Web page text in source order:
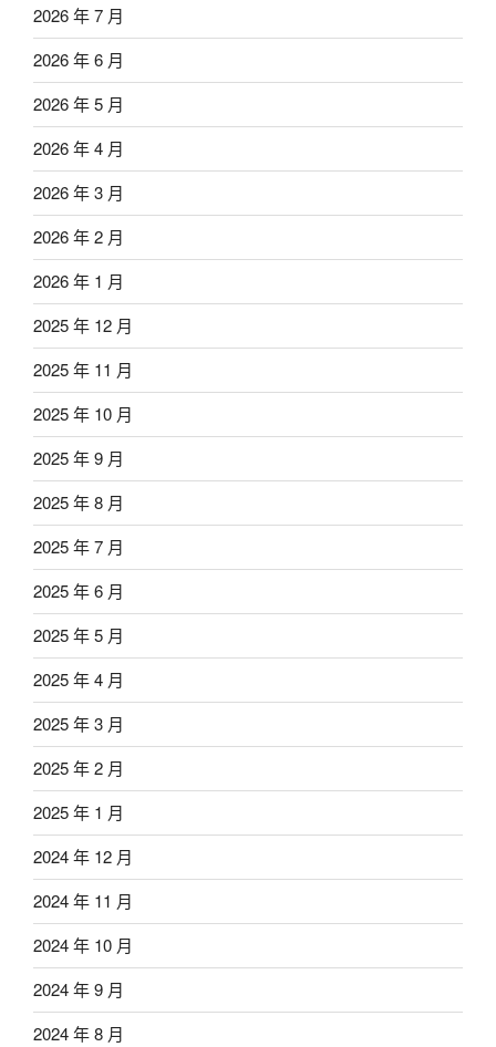
2026 年 7 月
2026 年 6 月
2026 年 5 月
2026 年 4 月
2026 年 3 月
2026 年 2 月
2026 年 1 月
2025 年 12 月
2025 年 11 月
2025 年 10 月
2025 年 9 月
2025 年 8 月
2025 年 7 月
2025 年 6 月
2025 年 5 月
2025 年 4 月
2025 年 3 月
2025 年 2 月
2025 年 1 月
2024 年 12 月
2024 年 11 月
2024 年 10 月
2024 年 9 月
2024 年 8 月